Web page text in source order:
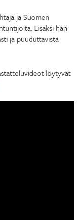
ja Suomen
Lisäksi hän
ja puuduttavista
löytyvät